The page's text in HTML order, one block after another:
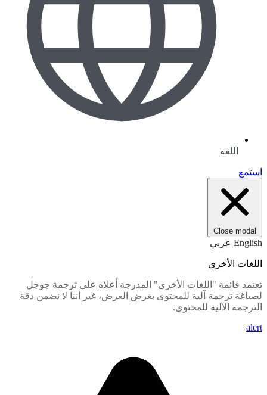
اللغة
استمع
Close modal
English عربي
اللغات الأخرى
تعتمد قائمة "اللغات الأخرى" المدرجة أعلاه على ترجمة جوجل
لصياغة ترجمة آلية للمحتوى بغرض العرض، غير أننا لا نضمن دقة
الترجمة الآلية للمحتوى.
alert